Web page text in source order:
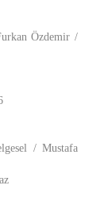
Özdemir /
/ Mustafa